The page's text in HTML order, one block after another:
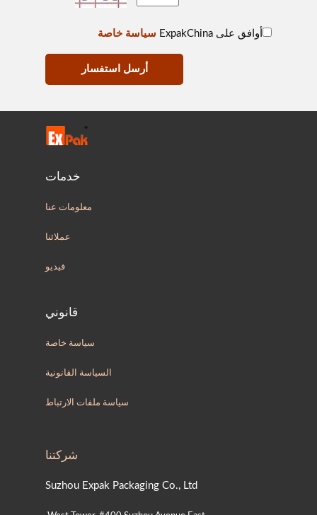
أوافق على ExpakChina سياسة خاصة
أرسل استفسار
خدمات
معلومات عنا
عملائنا
فيديو
قانوني
سياسة خاصة
السياسة القانونية
سياسة ملفات الارتباط
شركتنا
Suzhou Expak Packaging Co., Ltd